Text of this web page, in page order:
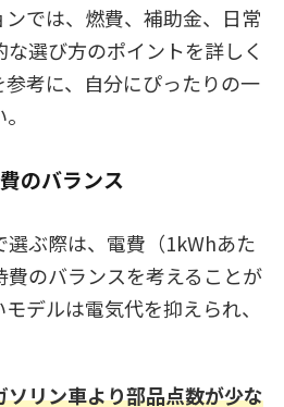
では、燃費、補助金、日常
選び方のポイントを詳しく
考に、自分にぴったりの一
のバランス
ぶ際は、電費（1kWhあた
費のバランスを考えることが
デルは電気代を抑えられ、
ソリン車より部品点数が少な